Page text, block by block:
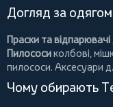
Догляд за
Праски та відпарювачі
Пилососиколбові,
пилососи. Аксесуари
Чому обирають